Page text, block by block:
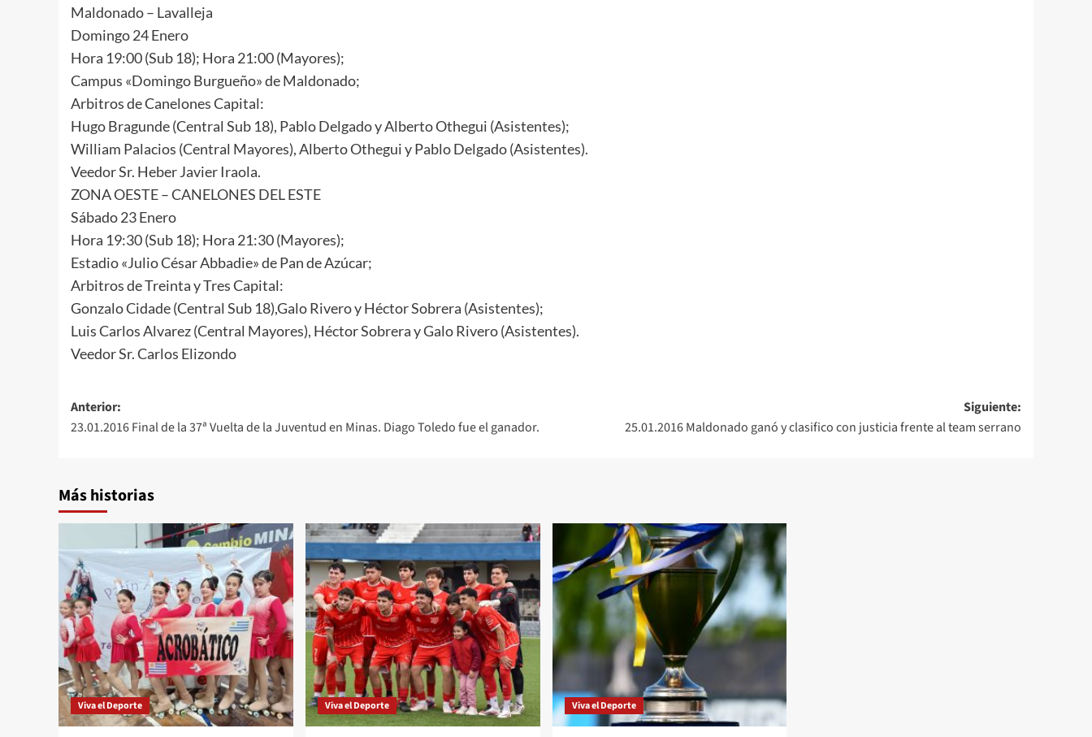
Maldonado – Lavalleja
Domingo 24 Enero
Hora 19:00 (Sub 18); Hora 21:00 (Mayores);
Campus «Domingo Burgueño» de Maldonado;
Arbitros de Canelones Capital:
Hugo Bragunde (Central Sub 18), Pablo Delgado y Alberto Othegui (Asistentes);
William Palacios (Central Mayores), Alberto Othegui y Pablo Delgado (Asistentes).
Veedor Sr. Heber Javier Iraola.
ZONA OESTE – CANELONES DEL ESTE
Sábado 23 Enero
Hora 19:30 (Sub 18); Hora 21:30 (Mayores);
Estadio «Julio César Abbadie» de Pan de Azúcar;
Arbitros de Treinta y Tres Capital:
Gonzalo Cidade (Central Sub 18),Galo Rivero y Héctor Sobrera (Asistentes);
Luis Carlos Alvarez (Central Mayores), Héctor Sobrera y Galo Rivero (Asistentes).
Veedor Sr. Carlos Elizondo
Navegación
de
Anterior:
23.01.2016 Final de la 37ª Vuelta de la Juventud en Minas. Diago Toledo fue el ganador.
Siguiente:
25.01.2016 Maldonado ganó y clasifico con justicia frente al team serrano
Más historias
Viva el Deporte Viva el Deporte Viva el Deporte